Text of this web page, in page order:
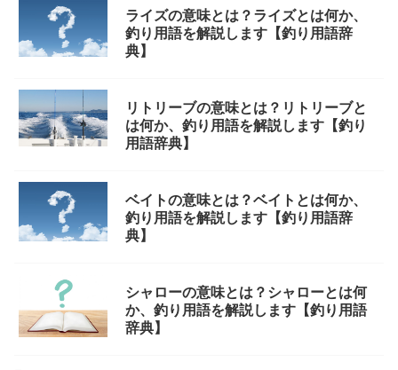
ライズの意味とは？ライズとは何か、
釣り用語を解説します【釣り用語辞
典】
リトリーブの意味とは？リトリーブと
は何か、釣り用語を解説します【釣り
用語辞典】
ベイトの意味とは？ベイトとは何か、
釣り用語を解説します【釣り用語辞
典】
シャローの意味とは？シャローとは何
か、釣り用語を解説します【釣り用語
辞典】